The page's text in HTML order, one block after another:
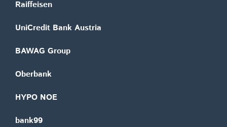
Raiffeisen
UniCredit Bank Austria
BAWAG Group
Oberbank
HYPO NOE
bank99